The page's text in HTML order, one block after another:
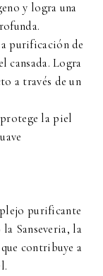
y logra una
purificación de
cansada. Logra
a través de un
la piel
purificante
Sanseveria, la
contribuye a